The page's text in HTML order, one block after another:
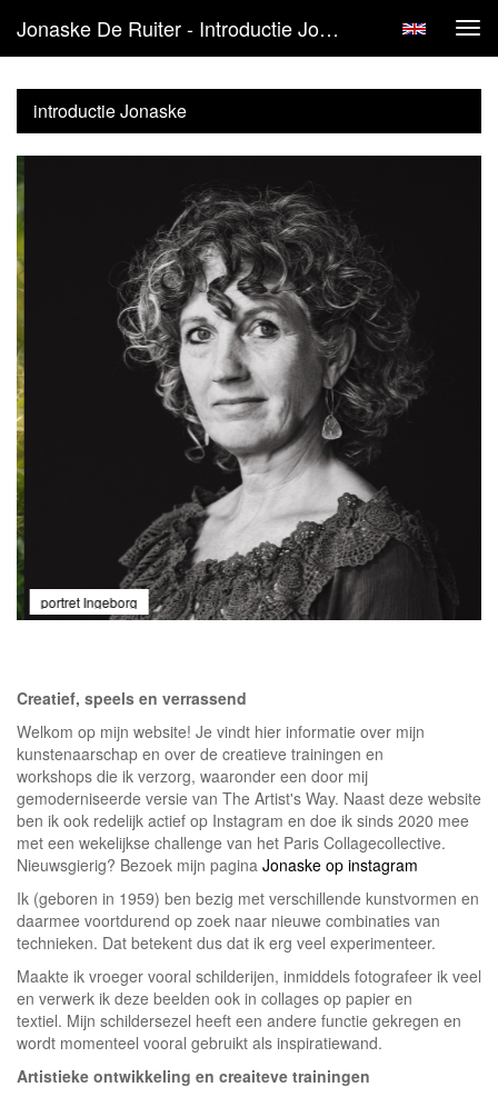
Jonaske De Ruiter - Introductie Jonaske
introductie Jonaske
portret Ingeborg
Creatief, speels en verrassend
Welkom op mijn website! Je vindt hier informatie over mijn
kunstenaarschap en over de creatieve trainingen en
workshops die ik verzorg, waaronder een door mij
gemoderniseerde versie van The Artist's Way. Naast deze website
ben ik ook redelijk actief op Instagram en doe ik sinds 2020 mee
met een wekelijkse challenge van het Paris Collagecollective.
Nieuwsgierig? Bezoek mijn pagina Jonaske op instagram
Ik (geboren in 1959) ben bezig met verschillende kunstvormen en
daarmee voortdurend op zoek naar nieuwe combinaties van
technieken. Dat betekent dus dat ik erg veel experimenteer.
Maakte ik vroeger vooral schilderijen, inmiddels fotografeer ik veel
en verwerk ik deze beelden ook in collages op papier en
textiel. Mijn schildersezel heeft een andere functie gekregen en
wordt momenteel vooral gebruikt als inspiratiewand.
Artistieke ontwikkeling en creaiteve trainingen